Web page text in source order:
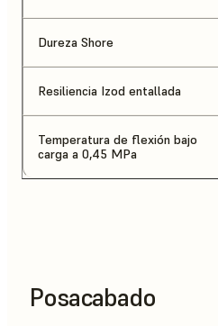
Dureza Shore
Resiliencia Izod entallada
Temperatura de flexión bajo
carga a 0,45 MPa
Posacabado